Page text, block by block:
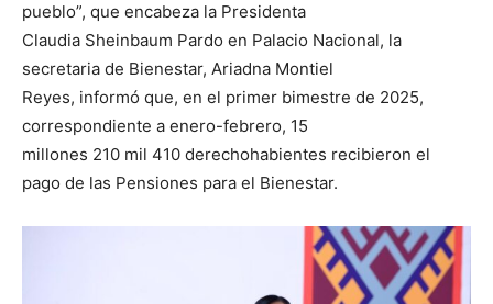
pueblo”, que encabeza la Presidenta
Claudia Sheinbaum Pardo en Palacio Nacional, la
secretaria de Bienestar, Ariadna Montiel
Reyes, informó que, en el primer bimestre de 2025,
correspondiente a enero-febrero, 15
millones 210 mil 410 derechohabientes recibieron el
pago de las Pensiones para el Bienestar.